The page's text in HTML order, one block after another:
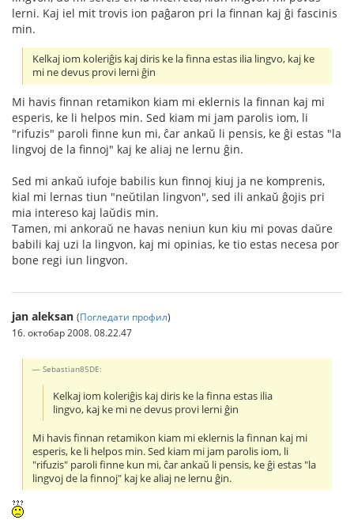
lerni. Kaj iel mit trovis ion paĝaron pri la finnan kaj ĝi fascinis
min.
Kelkaj iom koleriĝis kaj diris ke la finna estas ilia lingvo, kaj ke
mi ne devus provi lerni ĝin
Mi havis finnan retamikon kiam mi eklernis la finnan kaj mi
esperis, ke li helpos min. Sed kiam mi jam parolis iom, li
"rifuzis" paroli finne kun mi, ĉar ankaŭ li pensis, ke ĝi estas "la
lingvoj de la finnoj" kaj ke aliaj ne lernu ĝin.
Sed mi ankaŭ iufoje babilis kun finnoj kiuj ja ne komprenis,
kial mi lernas tiun "neŭtilan lingvon", sed ili ankaŭ ĝojis pri
mia intereso kaj laŭdis min.
Tamen, mi ankoraŭ ne havas neniun kun kiu mi povas daŭre
babili kaj uzi la lingvon, kaj mi opinias, ke tio estas necesa por
bone regi iun lingvon.
jan aleksan (Погледати профил)
16. октобар 2008. 08.22.47
Sebastian85DE:
Kelkaj iom koleriĝis kaj diris ke la finna estas ilia
lingvo, kaj ke mi ne devus provi lerni ĝin
Mi havis finnan retamikon kiam mi eklernis la finnan kaj mi
esperis, ke li helpos min. Sed kiam mi jam parolis iom, li
"rifuzis" paroli finne kun mi, ĉar ankaŭ li pensis, ke ĝi estas "la
lingvoj de la finnoj" kaj ke aliaj ne lernu ĝin.